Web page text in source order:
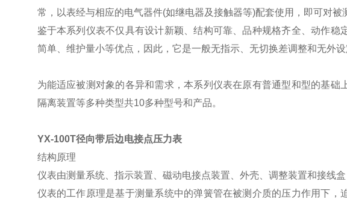
常，以表经与相应的电气器件(如继电器及接触器等)配套使用，即可对被
鉴于本系列仪表不仅具有设计新颖、结构可靠、品种规格齐全、动作
简单、维护量小等优点，因此，它是一般无指示、无切换差调整和无外
为能适应被测对象的各异和需求，本系列仪表在原有普通型和型的基
隔离装置等多种类型共10多种型号和产品。
YX-100T径向带后边电接点压力表
结构原理
仪表由测量系统、指示装置、磁动电接点装置、外壳、调整装置和接线盒
仪表的工作原理是基于测量系统中的弹簧管在被测介质的压力作用下